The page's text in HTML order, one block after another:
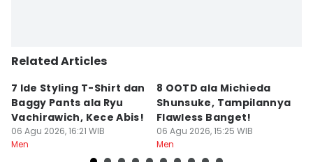
Related Articles
7 Ide Styling T-Shirt dan
Baggy Pants ala Ryu
Vachirawich, Kece Abis!
06 Agu 2026, 16:21 WIB
Men
8 OOTD ala Michieda
Shunsuke, Tampilannya
Flawless Banget!
06 Agu 2026, 15:25 WIB
Men